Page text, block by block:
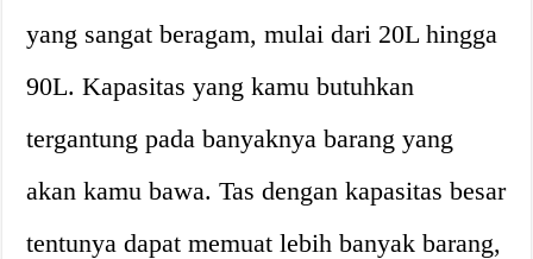
yang sangat beragam, mulai dari 20L hingga
90L. Kapasitas yang kamu butuhkan
tergantung pada banyaknya barang yang
akan kamu bawa. Tas dengan kapasitas besar
tentunya dapat memuat lebih banyak barang,